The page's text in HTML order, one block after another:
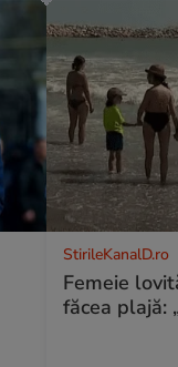
StirileKanalD.ro
Femeie
făcea plajă: